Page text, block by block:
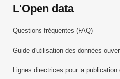
L'Open data
Questions fréquentes (FAQ)
Guide d'utilisation des données
Lignes directrices pour la publication